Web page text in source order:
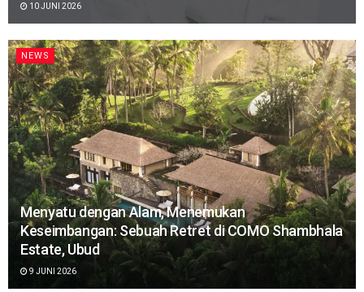
10 JUNI 2026
NEWS
Menyatu dengan Alam, Menemukan
Keseimbangan: Sebuah Retret di COMO Shambhala
Estate, Ubud
9 JUNI 2026